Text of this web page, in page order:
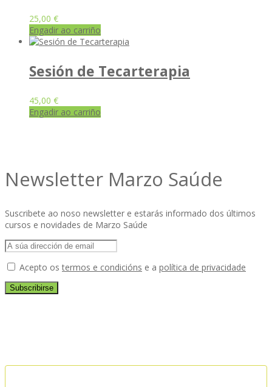
25,00 €
Engadir ao carriño
Sesión de Tecarterapia
45,00 €
Engadir ao carriño
Newsletter Marzo Saúde
Suscribete ao noso newsletter e estarás informado dos últimos
cursos e novidades de Marzo Saúde
Acepto ostermos e condicións e a política de privacidade